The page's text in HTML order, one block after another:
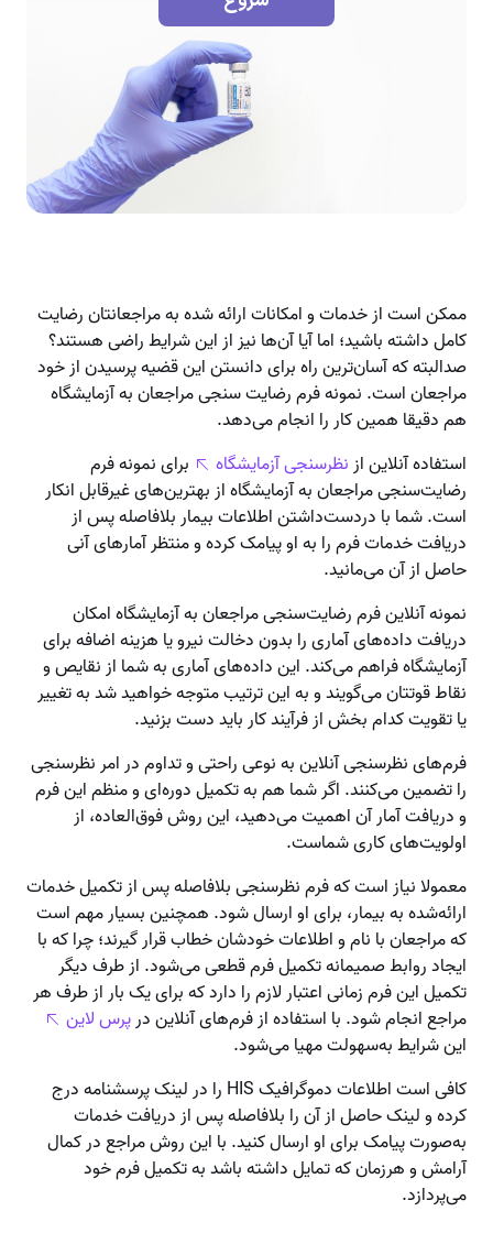
ممکن است از خدمات و امکانات ارائه شده به مراجعانتان رضایت
کامل داشته باشید؛ اما آیا آن‌ها نیز از این شرایط راضی هستند؟
صدالبته که آسان‌ترین راه برای دانستن این قضیه پرسیدن از خود
مراجعان است. نمونه فرم رضایت سنجی مراجعان به آزمایشگاه
هم دقیقا همین کار را انجام می‌دهد.
استفاده آنلاین ازنظرسنجی آزمایشگاه
برای نمونه فرم
رضایت‌سنجی مراجعان به آزمایشگاه از بهترین‌های غیرقابل انکار
است. شما با دردست‌داشتن اطلاعات بیمار بلافاصله پس از
دریافت خدمات فرم را به او پیامک کرده و منتظر آمارهای آنی
حاصل از آن می‌مانید.
نمونه آنلاین فرم رضایت‌سنجی مراجعان به آزمایشگاه امکان
دریافت داده‌های آماری را بدون دخالت نیرو یا هزینه اضافه برای
آزمایشگاه فراهم می‌کند. این داده‌های آماری به شما از نقایص و
نقاط قوتتان می‌گویند و به این ترتیب متوجه خواهید شد به تغییر
یا تقویت کدام بخش از فرآیند کار باید دست بزنید.
فرم‌های نظرسنجی آنلاین به نوعی راحتی و تداوم در امر نظرسنجی
را تضمین می‌کنند. اگر شما هم به تکمیل دوره‌ای و منظم این فرم
و دریافت آمار آن اهمیت می‌دهید،‌ این روش فوق‌العاده، از
اولویت‌های کاری شماست.
معمولا نیاز است که فرم نظرسنجی بلافاصله پس از تکمیل خدمات
ارائه‌شده به بیمار، برای او ارسال شود. همچنین بسیار مهم است
که مراجعان با نام و اطلاعات خودشان خطاب قرار گیرند؛ چرا که با
ایجاد روابط صمیمانه تکمیل فرم قطعی می‌شود. از طرف دیگر
تکمیل این فرم زمانی اعتبار لازم را دارد که برای یک بار از طرف هر
مراجع انجام شود. با استفاده از فرم‌های آنلاین درپرس لاین
این شرایط به‌سهولت مهیا می‌شود.
کافی است اطلاعات دموگرافیک HIS را در لینک پرسشنامه درج
کرده و لینک حاصل از آن را بلافاصله پس از دریافت خدمات
به‌صورت پیامک برای او ارسال کنید. با این روش مراجع در کمال
آرامش و هرزمان که تمایل داشته باشد به تکمیل فرم خود
می‌پردازد.